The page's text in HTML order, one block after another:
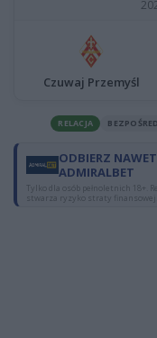
Czuwaj Przemyśl
RELACJA
ODBIERZ
ADMIRALBET
Tylko dla osób pełnoletnich
stwarza ryzyko straty finansowej.